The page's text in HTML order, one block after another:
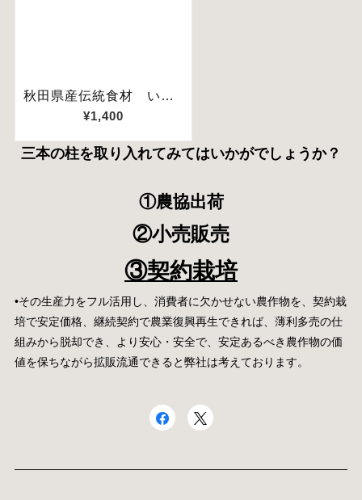
三本の柱を取り入れてみてはいかがでしょうか？
①農協出荷
②小売販売
③契約栽培
•その生産力をフル活用し、消費者に欠かせない農作物を、契約栽
培で安定価格、継続契約で農業復興再生できれば、薄利多売の仕
組みから脱却でき、より安心・安全で、安定あるべき農作物の価
値を保ちながら拡販流通できると弊社は考えております。